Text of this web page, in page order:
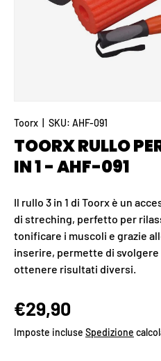
Toorx SKU: AHF-091
TOORX RULLO
IN 1 - AHF-091
Il rullo 3 in 1 di Toorx è un
di streching, perfetto per
tonificare i muscoli e grazie
inserire, permette di
ottenere risultati diversi.
€29,90
Imposte incluse Spedizione